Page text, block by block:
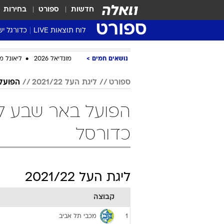
חדשות ספורט בחירות
ספורט לוח תוצאות LIVE כדורגל
ליגת העל Winner
גביע
שגרירים
נושאים חמים מונדיאל 2026 ליאונל
ספורט ליגת העל 2021/22
כדורסל
ליגת העל 2021/22
קבוצה
1 מכבי תל אביב